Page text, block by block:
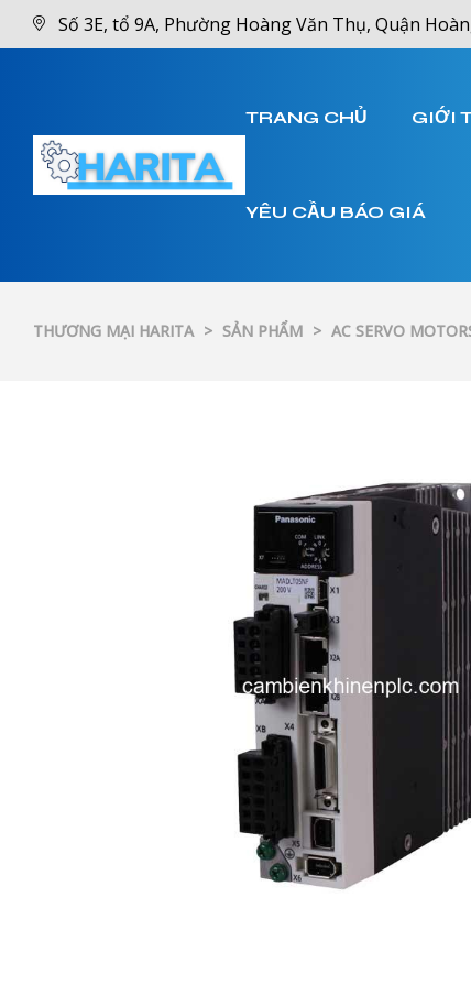
Số 3E, tổ 9A, Phường Hoàng Văn Thụ, Quận
TRANG CHỦ GIỚI
YÊU CẦU BÁO GIÁ
THƯƠNG MẠI HARITA > SẢN PHẨM > AC SERVO